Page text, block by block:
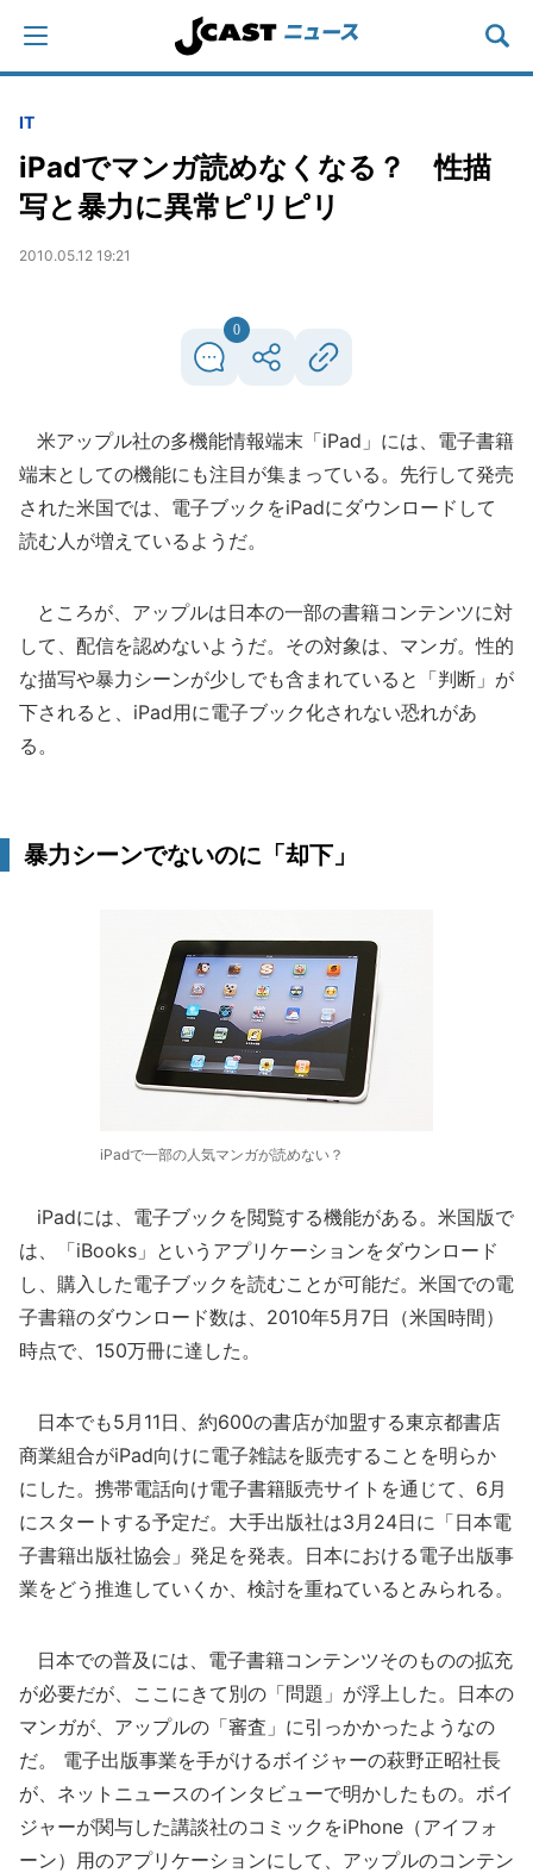
IT
iPadでマンガ読めなくなる？ 性描
写と暴力に異常ピリピリ
2010.05.12 19:21
0
米アップル社の多機能情報端末「iPad」には、電子書籍
端末としての機能にも注目が集まっている。先行して発売
された米国では、電子ブックをiPadにダウンロードして
読む人が増えているようだ。
ところが、アップルは日本の一部の書籍コンテンツに対
して、配信を認めないようだ。その対象は、マンガ。性的
な描写や暴力シーンが少しでも含まれていると「判断」が
下されると、iPad用に電子ブック化されない恐れがあ
る。
暴力シーンでないのに「却下」
iPadで一部の人気マンガが読めない？
iPadには、電子ブックを閲覧する機能がある。米国版で
は、「iBooks」というアプリケーションをダウンロード
し、購入した電子ブックを読むことが可能だ。米国での電
子書籍のダウンロード数は、2010年5月7日（米国時間）
時点で、150万冊に達した。
日本でも5月11日、約600の書店が加盟する東京都書店
商業組合がiPad向けに電子雑誌を販売することを明らか
にした。携帯電話向け電子書籍販売サイトを通じて、6月
にスタートする予定だ。大手出版社は3月24日に「日本電
子書籍出版社協会」発足を発表。日本における電子出版事
業をどう推進していくか、検討を重ねているとみられる。
日本での普及には、電子書籍コンテンツそのものの拡充
が必要だが、ここにきて別の「問題」が浮上した。日本の
マンガが、アップルの「審査」に引っかかったようなの
だ。 電子出版事業を手がけるボイジャーの萩野正昭社長
が、ネットニュースのインタビューで明かしたもの。ボイ
ジャーが関与した講談社のコミックをiPhone（アイフォ
ーン）用のアプリケーションにして、アップルのコンテン